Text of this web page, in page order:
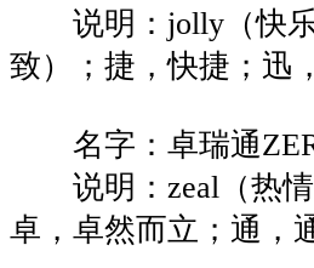
说明：jolly（快乐
致）；捷，快捷；迅
名字：卓瑞通
说明：zeal（热情
卓，卓然而立；通，